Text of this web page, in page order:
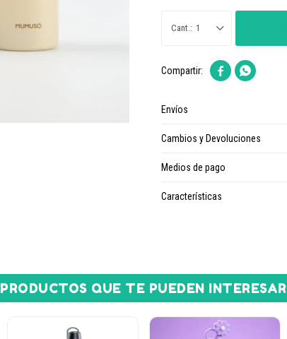
1
 
Envíos
Cambios y Devoluciones
Medios de pago
Características
PRODUCTOS QUE TE PUEDEN INTERESAR